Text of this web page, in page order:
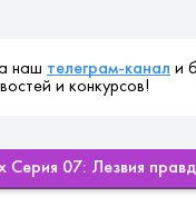
наш телеграм-канал и
и конкурсов!
Серия 07: Лезвия